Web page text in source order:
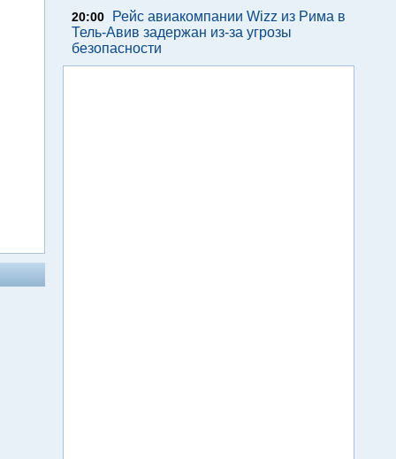
20:00
Рейс авиакомпании Wizz из Рима в
Тель-Авив задержан из-за угрозы
безопасности